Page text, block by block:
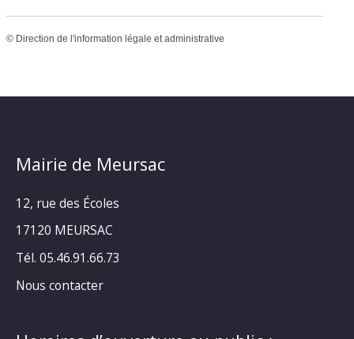
© Direction de l'information légale et administrative
Mairie de Meursac
12, rue des Écoles
17120 MEURSAC
Tél. 05.46.91.66.73
Nous contacter